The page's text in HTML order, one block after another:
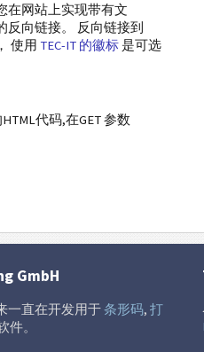
在网站上实现带有文
反向链接。 反向链接到
使用 TEC-IT 的徽标 是可选
代码,在GET 参数
GmbH
一直在开发用于条形码, 打
件。